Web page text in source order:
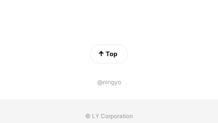
Top
@ningyo
© LY Corporation